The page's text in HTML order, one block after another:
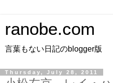
ranobe.com
言葉もない日記のblogger版
Thursday, July 28, 2011